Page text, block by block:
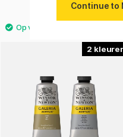
2
Continue to